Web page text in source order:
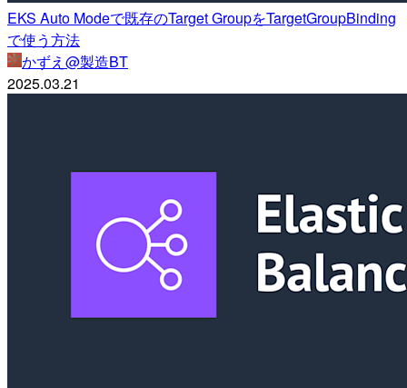
EKS Auto Modeで既存のTarget GroupをTargetGroupBinding
で使う方法
かずえ@製造BT
2025.03.21